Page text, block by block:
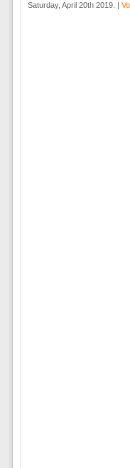
Saturday, April 20th 2019. |